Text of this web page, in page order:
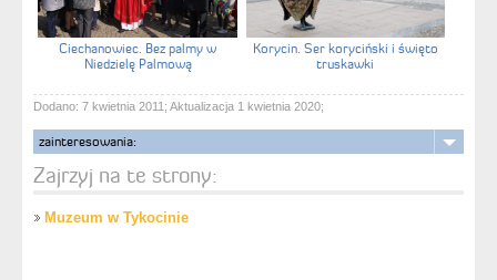
Ciechanowiec. Bez palmy w
Niedzielę Palmową
Korycin. Ser koryciński i święto
truskawki
Dodano: 7 kwietnia 2011; Aktualizacja 1 kwietnia 2020;
zainteresowania:
Zajrzyj na te strony:
Muzeum w Tykocinie